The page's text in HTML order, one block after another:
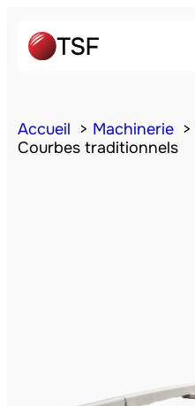
Accueil Machinerie
Courbes traditionnels